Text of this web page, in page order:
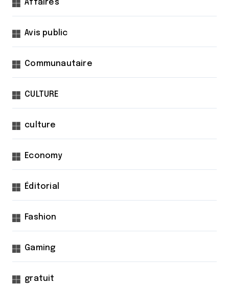
Affaires
Avis public
Communautaire
CULTURE
culture
Economy
Éditorial
Fashion
Gaming
gratuit